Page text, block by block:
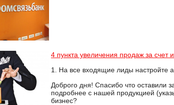
4 пункта увеличения продаж за счет
1. На все входящие лиды настройте
Доброго дня! Спасибо что оставили
подробнее с нашей продукцией
бизнес?